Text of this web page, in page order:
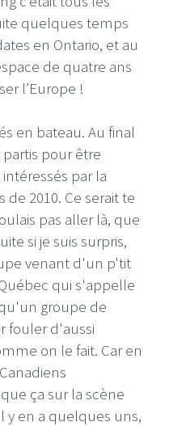
quelques temps
en Ontario, et au
de quatre ans
l’Europe !
en bateau. Au final
pour être
par la
2010. Ce serait te
pas aller là, que
si je suis surpris,
venant d'un p'tit
qui s'appelle
groupe de
fouler d'aussi
on le fait. Car en
ça sur la scène
y en a quelques uns,